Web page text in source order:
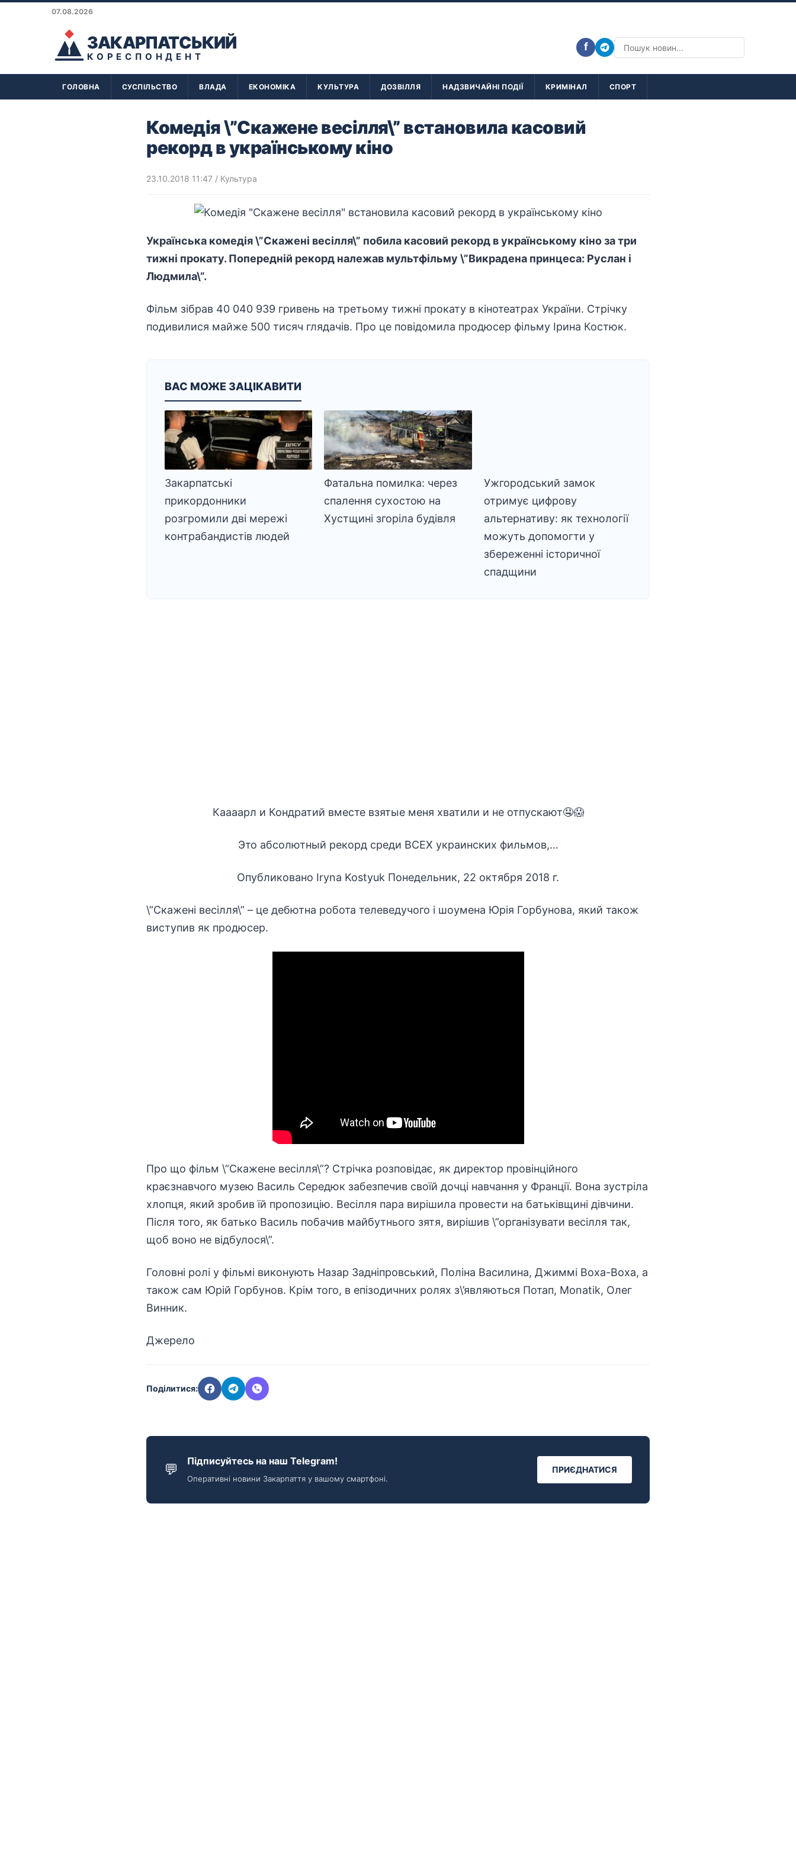
07.08.2026
ЗАКАРПАТСЬКИЙ
КОРЕСПОНДЕНТ
f
ГОЛОВНА СУСПІЛЬСТВО ВЛАДА ЕКОНОМІКА КУЛЬТУРА ДОЗВІЛЛЯ НАДЗВИЧАЙНІ ПОДІЇ КРИМІНАЛ СПОРТ
Комедія \”Скажене весілля\” встановила касовий
рекорд в українському кіно
23.10.2018 11:47 / Культура
Українська комедія \”Скажені весілля\” побила касовий рекорд в українському кіно за три
тижні прокату. Попередній рекорд належав мультфільму \”Викрадена принцеса: Руслан і
Людмила\”.
Фільм зібрав 40 040 939 гривень на третьому тижні прокату в кінотеатрах України. Стрічку
подивилися майже 500 тисяч глядачів. Про це повідомила продюсер фільму Ірина Костюк.
ВАС МОЖЕ ЗАЦІКАВИТИ
Закарпатські
прикордонники
розгромили дві мережі
контрабандистів людей
Фатальна помилка: через
спалення сухостою на
Хустщині згоріла будівля
Ужгородський замок
отримує цифрову
альтернативу: як технології
можуть допомогти у
збереженні історичної
спадщини
Каааарл и Кондратий вместе взятые меня хватили и не отпускают🤤😱
Это абсолютный рекорд среди ВСЕХ украинских фильмов,…
Опубликовано Iryna Kostyuk Понедельник, 22 октября 2018 г.
\”Скажені весілля\” – це дебютна робота телеведучого і шоумена Юрія Горбунова, який також
виступив як продюсер.
Про що фільм \”Скажене весілля\”? Стрічка розповідає, як директор провінційного
краєзнавчого музею Василь Середюк забезпечив своїй дочці навчання у Франції. Вона зустріла
хлопця, який зробив їй пропозицію. Весілля пара вирішила провести на батьківщині дівчини.
Після того, як батько Василь побачив майбутнього зятя, вирішив \”організувати весілля так,
щоб воно не відбулося\”.
Головні ролі у фільмі виконують Назар Задніпровський, Поліна Василина, Джиммі Воха-Воха, а
також сам Юрій Горбунов. Крім того, в епізодичних ролях з\’являються Потап, Monatik, Олег
Винник.
Джерело
Поділитися:
💬 Підписуйтесь на наш Telegram!
Оперативні новини Закарпаття у вашому смартфоні.
ПРИЄДНАТИСЯ